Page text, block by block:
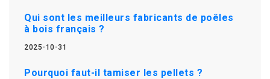
Qui sont les meilleurs fabricants de poêles
à bois français ?
2025-10-31
Pourquoi faut-il tamiser les pellets ?